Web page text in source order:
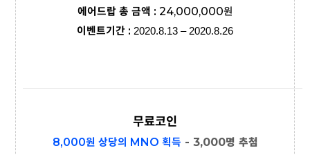
에어드랍 총 금액 : 24,000,000원
이벤트기간 : 2020.8.13 – 2020.8.26
무료코인
8,000원 상당의 MNO 획득 - 3,000명 추첨